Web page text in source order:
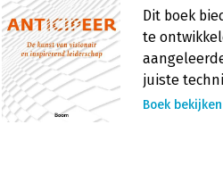
Dit boek
te
juiste
Boek bekijken